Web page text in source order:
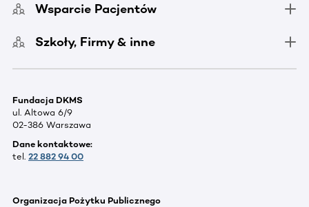
Wsparcie Pacjentów
Szkoły, Firmy & inne
Fundacja DKMS
ul. Altowa 6/9
02-386 Warszawa
Dane kontaktowe:
tel. 22 882 94 00
Organizacja Pożytku Publicznego